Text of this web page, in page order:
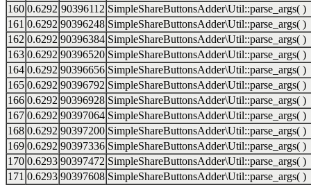
160 0.6292 90396112 SimpleShareButtonsAdder\Util::parse_args( )
161 0.6292 90396248 SimpleShareButtonsAdder\Util::parse_args( )
162 0.6292 90396384 SimpleShareButtonsAdder\Util::parse_args( )
163 0.6292 90396520 SimpleShareButtonsAdder\Util::parse_args( )
164 0.6292 90396656 SimpleShareButtonsAdder\Util::parse_args( )
165 0.6292 90396792 SimpleShareButtonsAdder\Util::parse_args( )
166 0.6292 90396928 SimpleShareButtonsAdder\Util::parse_args( )
167 0.6292 90397064 SimpleShareButtonsAdder\Util::parse_args( )
168 0.6292 90397200 SimpleShareButtonsAdder\Util::parse_args( )
169 0.6292 90397336 SimpleShareButtonsAdder\Util::parse_args( )
170 0.6293 90397472 SimpleShareButtonsAdder\Util::parse_args( )
171 0.6293 90397608 SimpleShareButtonsAdder\Util::parse_args( )